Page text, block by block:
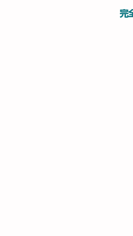
​完